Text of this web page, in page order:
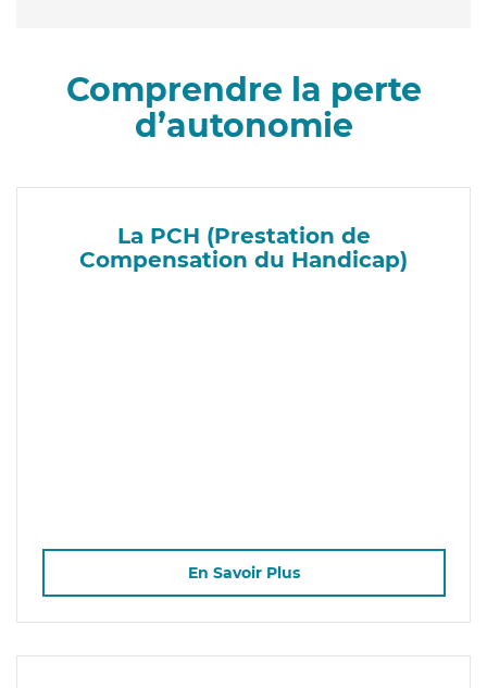
Comprendre la perte
d’autonomie
La PCH (Prestation de
Compensation du Handicap)
En Savoir Plus